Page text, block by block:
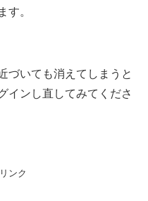
す。
づいても消えてしまうと
インし直してみてくださ
ンク